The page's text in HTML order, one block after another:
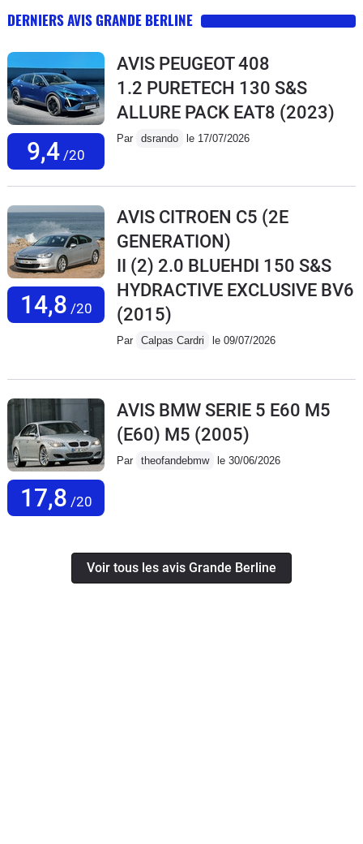
DERNIERS AVIS GRANDE BERLINE
9,4 /20
AVIS PEUGEOT 408
1.2 PURETECH 130 S&S
ALLURE PACK EAT8 (2023)
Par dsrando le 17/07/2026
14,8 /20
AVIS CITROEN C5 (2E
GENERATION)
II (2) 2.0 BLUEHDI 150 S&S
HYDRACTIVE EXCLUSIVE BV6
(2015)
Par Calpas Cardri le 09/07/2026
17,8 /20
AVIS BMW SERIE 5 E60 M5
(E60) M5 (2005)
Par theofandebmw le 30/06/2026
Voir tous les avis Grande Berline